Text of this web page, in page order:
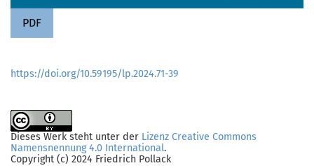
PDF
https://doi.org/10.59195/lp.2024.71-39
Dieses Werk steht unter der Lizenz Creative Commons
Namensnennung 4.0 International.
Copyright (c) 2024 Friedrich Pollack